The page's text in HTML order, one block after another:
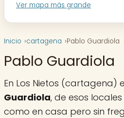
Ver mapa más grande
Inicio cartagena Pablo Guardiola
Pablo Guardiola
En Los Nietos (cartagena)
Guardiola, de esos
como en casa pero sin